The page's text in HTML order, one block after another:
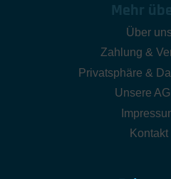
Mehr
Über
Zahlung &
Privatsphäre &
Unsere
Kontakt